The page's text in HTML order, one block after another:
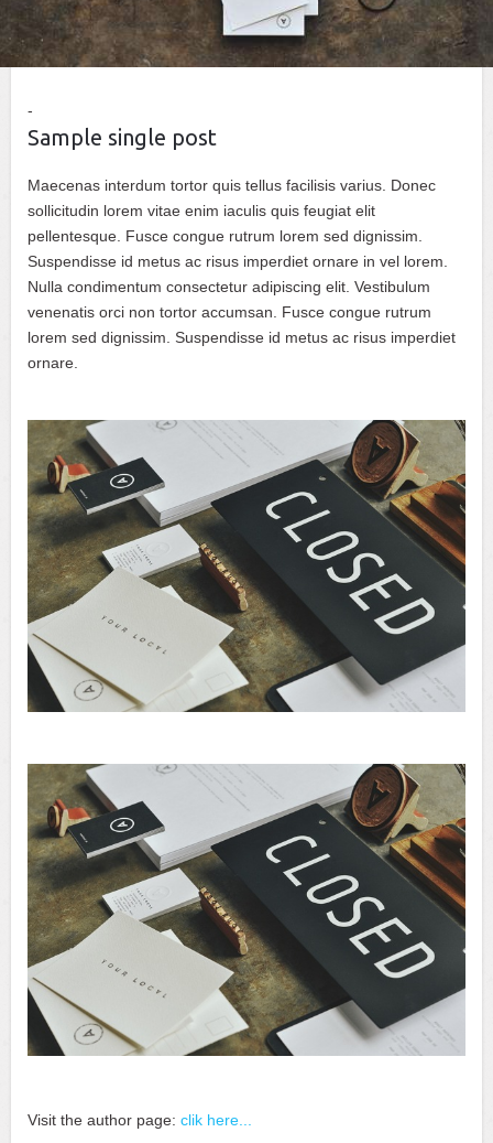
Sample single post
Maecenas interdum tortor quis tellus facilisis varius. Donec
sollicitudin lorem vitae enim iaculis quis feugiat elit
pellentesque. Fusce congue rutrum lorem sed dignissim.
Suspendisse id metus ac risus imperdiet ornare in vel lorem.
Nulla condimentum consectetur adipiscing elit. Vestibulum
venenatis orci non tortor accumsan. Fusce congue rutrum
lorem sed dignissim. Suspendisse id metus ac risus imperdiet
ornare.
Visit the author page: clik here...